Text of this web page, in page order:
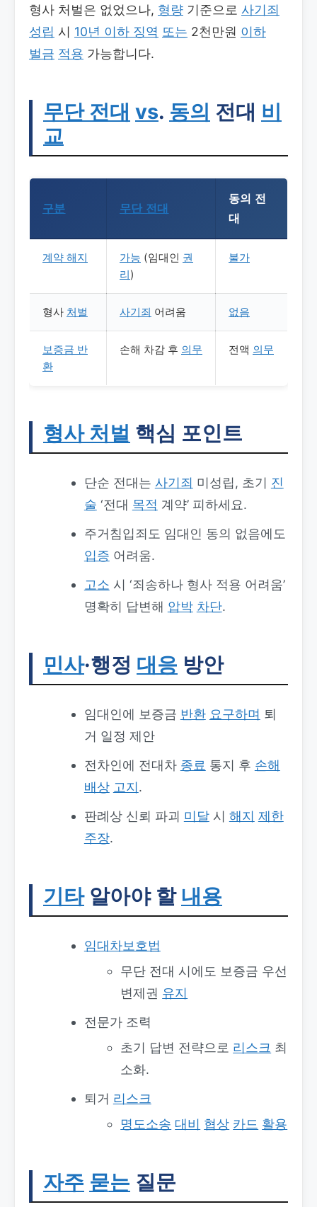
형사 처벌은 없었으나, 형량 기준으로 사기죄
성립 시 10년 이하 징역 또는 2천만원 이하
벌금 적용 가능합니다.
무단 전대 vs. 동의 전대 비
교
구분 무단 전대
동의 전
대
계약 해지 가능 (임대인 권
리)
불가
형사 처벌 사기죄 어려움 없음
보증금 반
환
손해 차감 후 의무 전액 의무
형사 처벌 핵심 포인트
단순 전대는 사기죄 미성립, 초기 진
술 ‘전대 목적 계약’ 피하세요.
주거침입죄도 임대인 동의 없음에도
입증 어려움.
고소 시 ‘죄송하나 형사 적용 어려움’
명확히 답변해 압박 차단.
민사·행정 대응 방안
임대인에 보증금 반환 요구하며 퇴
거 일정 제안
전차인에 전대차 종료 통지 후 손해
배상 고지.
판례상 신뢰 파괴 미달시 해지 제한
주장.
기타알아야 할 내용
임대차보호법
무단 전대 시에도 보증금 우선
변제권 유지
전문가 조력
초기 답변 전략으로 리스크 최
소화.
퇴거 리스크
명도소송 대비 협상 카드 활용
자주 묻는 질문